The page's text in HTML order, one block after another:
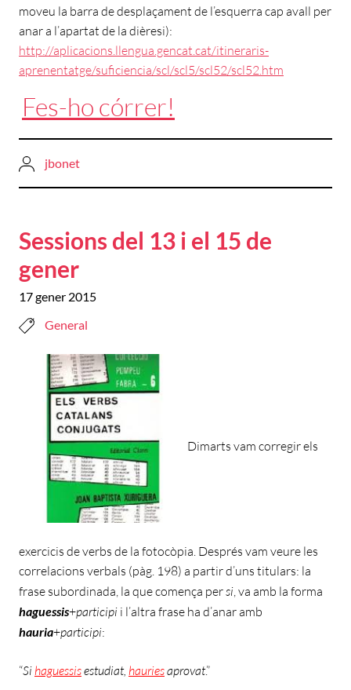
moveu la barra de desplaçament de l’esquerra cap avall per
anar a l’apartat de la dièresi):
http://aplicacions.llengua.gencat.cat/itineraris-
aprenentatge/suficiencia/scl/scl5/scl52/scl52.htm
Fes-ho córrer!
jbonet
Sessions del 13 i el 15 de
gener
17 gener 2015
General
Dimarts vam corregir els
exercicis de verbs de la fotocòpia. Després vam veure les
correlacions verbals (pàg. 198) a partir d’uns titulars: la
frase subordinada, la que comença persi, va amb la forma
haguessis+participi i l’altra frase ha d’anar amb
hauria+participi:
“Sihaguessisestudiat, hauriesaprovat.”